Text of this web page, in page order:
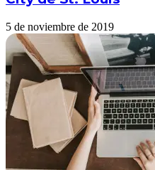
5 de noviembre de 2019